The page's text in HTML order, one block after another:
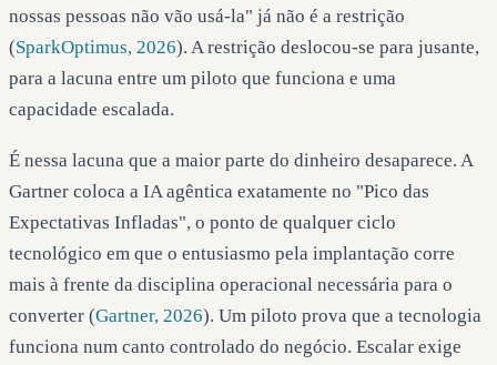
nossas pessoas não vão usá-la" já não é a restrição
(SparkOptimus, 2026). A restrição deslocou-se para jusante,
para a lacuna entre um piloto que funciona e uma
capacidade escalada.
É nessa lacuna que a maior parte do dinheiro desaparece. A
Gartner coloca a IA agêntica exatamente no "Pico das
Expectativas Infladas", o ponto de qualquer ciclo
tecnológico em que o entusiasmo pela implantação corre
mais à frente da disciplina operacional necessária para o
converter (Gartner, 2026). Um piloto prova que a tecnologia
funciona num canto controlado do negócio. Escalar exige